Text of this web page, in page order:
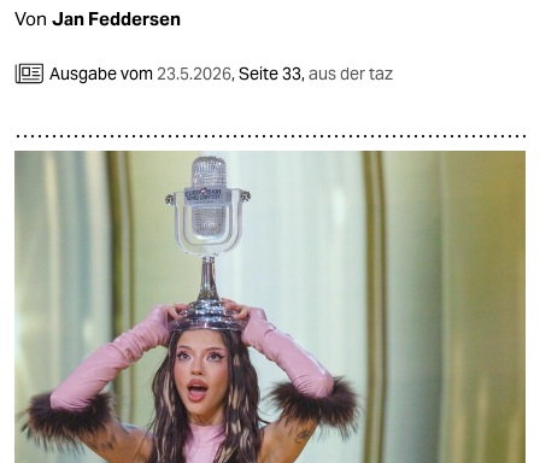
Von Jan Feddersen
Ausgabe vom 23.5.2026,Seite 33,aus der taz